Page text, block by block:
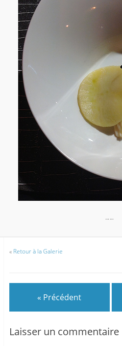
……
« Retour à la Galerie
« Précédent
Laisser un commentaire